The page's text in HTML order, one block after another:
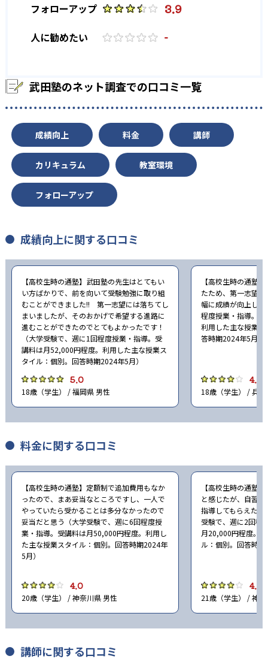
フォローアップ 3.9
人に勧めたい -
武田塾のネット調査での口コミ一覧
成績向上 料金 講師
カリキュラム 教室環境
フォローアップ
成績向上に関する口コミ
【高校生時の通塾】武田塾の先生はとてもい
い方ばかりで、前を向いて受験勉強に取り組
むことができました!! 第一志望には落ちてし
まいましたが、そのおかげで希望する進路に
進むことができたのでとてもよかったです！
（大学受験で、週に1回程度授業・指導。受
講料は月52,000円程度。利用した主な授業ス
タイル：個別。回答時期2024年5月）
5.0
18歳（学生） / 福岡県 男性
【高校生時の通塾
たため、第一志望
幅に成績が向上し
程度授業・指導。
利用した主な授業
答時期2024年5月）
4.0
18歳（学生） / 兵庫
料金に関する口コミ
【高校生時の通塾】定額制で追加費用もなか
ったので、まあ妥当なところですし、一人で
やっていたら受かることは多分なかったので
妥当だと思う（大学受験で、週に6回程度授
業・指導。受講料は月50,000円程度。利用し
た主な授業スタイル：個別。回答時期2024年
5月）
4.0
20歳（学生） / 神奈川県 男性
【高校生時の通塾
と感じたが、自習
指導してもらえた
受験で、週に2回程
月20,000円程度。
ル：個別。回答時
4.0
21歳（学生） / 神
講師に関する口コミ